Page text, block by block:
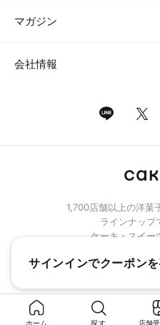
ホーム 探す 店舗
マガジン
会社情報
1,700店舗以上の洋菓
ラインナップ
ケーキ・スイー
©
サインインでクーポン